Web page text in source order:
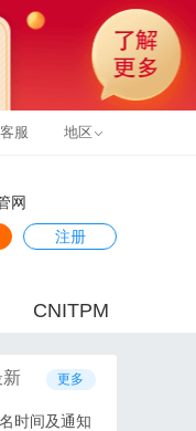
服 地区
网
注册
CNITPM
更多
时间及通知